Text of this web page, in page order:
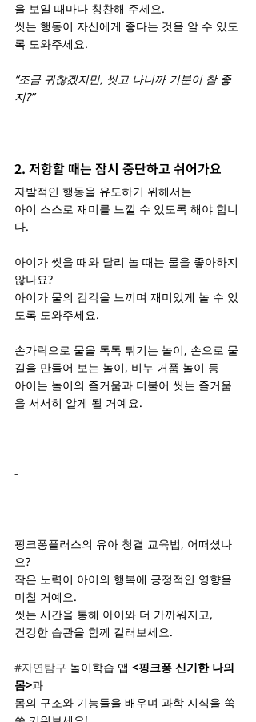
을 보일 때마다 칭찬해 주세요.
씻는 행동이 자신에게 좋다는 것을 알 수 있도
록 도와주세요.
“조금 귀찮겠지만, 씻고 나니까 기분이 참 좋
지?”
2. 저항할 때는 잠시 중단하고 쉬어가요
자발적인 행동을 유도하기 위해서는
아이 스스로 재미를 느낄 수 있도록 해야 합니
다.
아이가 씻을 때와 달리 놀 때는 물을 좋아하지
않나요?
아이가 물의 감각을 느끼며 재미있게 놀 수 있
도록 도와주세요.
손가락으로 물을 톡톡 튀기는 놀이, 손으로 물
길을 만들어 보는 놀이, 비누 거품 놀이 등
아이는 놀이의 즐거움과 더불어 씻는 즐거움
을 서서히 알게 될 거예요.
-
핑크퐁플러스의 유아 청결 교육법, 어떠셨나
요?
작은 노력이 아이의 행복에 긍정적인 영향을
미칠 거예요.
씻는 시간을 통해 아이와 더 가까워지고,
건강한 습관을 함께 길러보세요.
#자연탐구 놀이학습 앱 <핑크퐁 신기한 나의
몸>과
몸의 구조와 기능들을 배우며 과학 지식을 쑥